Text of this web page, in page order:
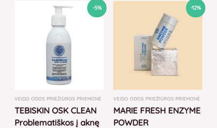
-5%
VEIDO ODOS PRIEŽIŪROS PRIEMONĖ
TEBISKIN OSK CLEAN
Problematiškos į aknę
Original
price
was:
40,00 €.
Current
price
-12%
VEIDO ODOS PRIEŽIŪROS PRIEMONĖ
MARIE FRESH ENZYME
POWDER
price
was:
25,00 €.
Current
price
is: